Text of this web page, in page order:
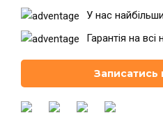
У нас
Гарантія на
Записатись